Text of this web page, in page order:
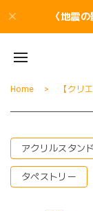
〈地震
Home 【クリ
アクリルスタンド
タペストリー